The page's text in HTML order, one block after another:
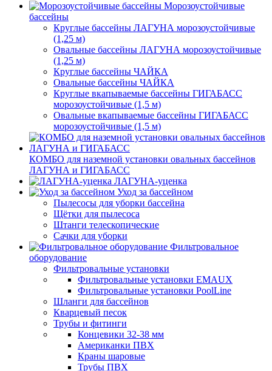
Морозоустойчивые
бассейны
Круглые бассейны ЛАГУНА морозоустойчивые
(1,25 м)
Овальные бассейны ЛАГУНА морозоустойчивые
(1,25 м)
Круглые бассейны ЧАЙКА
Овальные бассейны ЧАЙКА
Круглые вкапываемые бассейны ГИГАБАСС
морозоустойчивые (1,5 м)
Овальные вкапываемые бассейны ГИГАБАСС
морозоустойчивые (1,5 м)
КОМБО для наземной установки овальных бассейнов
ЛАГУНА и ГИГАБАСС
ЛАГУНА-уценка
Уход за бассейном
Пылесосы для уборки бассейна
Щётки для пылесоса
Штанги телескопические
Сачки для уборки
Фильтровальное
оборудование
Фильтровальные установки
Фильтровальные установки EMAUX
Фильтровальные установки PoolLine
Шланги для бассейнов
Кварцевый песок
Трубы и фитинги
Концевики 32-38 мм
Американки ПВХ
Краны шаровые
Трубы ПВХ